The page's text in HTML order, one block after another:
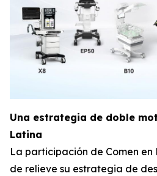
Una estrategia de doble
Latina
La participación de Comen en
de relieve su estrategia de